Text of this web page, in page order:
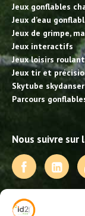
Jeux gonflables
Jeux d’eau
Jeux de grimpe,
Jeux interactifs
Jeux loisirs
Jeux tir et
Skytube
Parcours
Nous suivre sur
NOS